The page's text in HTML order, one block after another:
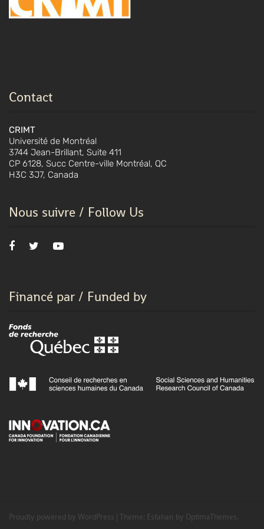
Contact
CRIMT
Université de Montréal
3744 Jean-Brillant, Suite 411
CP 6128, Succ Centre-ville Montréal, QC
H3C 3J7, Canada
Nous suivre / Follow Us
Financé par / Funded by
Proudly powered by WordPress | Theme: Esfahan by OptimaThemes.